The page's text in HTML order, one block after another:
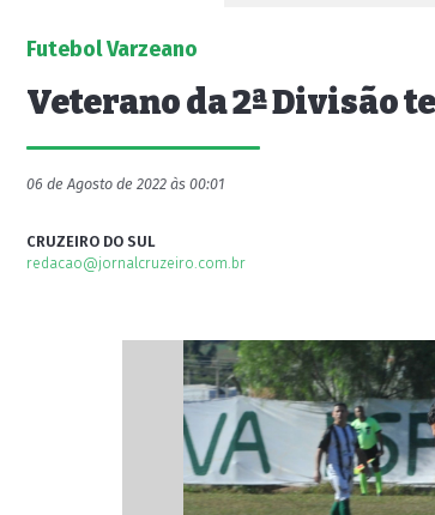
Futebol Varzeano
Veterano da 2ª Divisão
06 de Agosto de 2022 às 00:01
CRUZEIRO DO SUL
redacao@jornalcruzeiro.com.br